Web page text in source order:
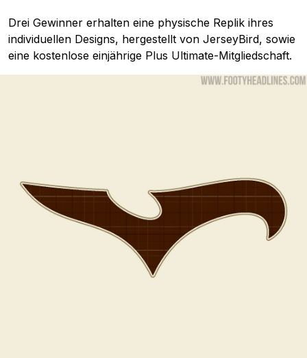
Drei Gewinner erhalten eine physische Replik ihres
individuellen Designs, hergestellt von JerseyBird, sowie
eine kostenlose einjährige Plus Ultimate-Mitgliedschaft.